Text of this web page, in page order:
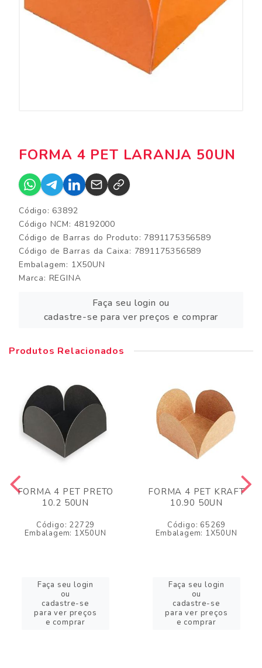
FORMA 4 PET LARANJA 50UN
Código: 63892
Código NCM: 48192000
Código de Barras do Produto: 7891175356589
Código de Barras da Caixa: 7891175356589
Embalagem: 1X50UN
Marca: REGINA
Faça seu login ou
cadastre-se para ver preços e comprar
Produtos Relacionados
FORMA 4 PET PRETO
10.2 50UN
Código: 22729
Embalagem: 1X50UN
Faça seu login
ou
cadastre-se
para ver preços
e comprar
FORMA 4 PET KRAFT
10.90 50UN
Código: 65269
Embalagem: 1X50UN
Faça seu login
ou
cadastre-se
para ver preços
e comprar